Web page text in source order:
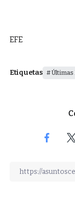
EFE
Etiquetas